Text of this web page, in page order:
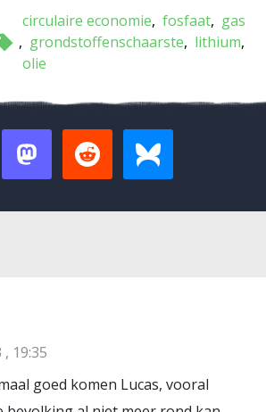
circulaire economie fosfaat gas
grondstoffenschaarste
lithium
olie
19:35
goed komen Lucas, vooral